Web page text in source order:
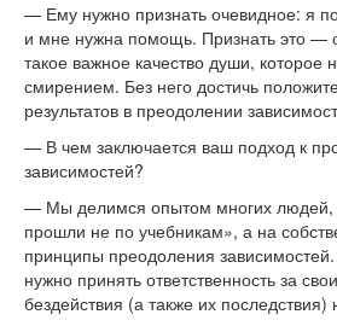
— Ему нужно признать очевидное: я
и мне нужна помощь. Признать это —
такое важное качество души, которое
смирением. Без него достичь
результатов в преодолении
— В чем заключается ваш подход к
зависимостей?
— Мы делимся опытом многих людей,
прошли не по учебникам», а на
принципы преодоления
нужно принять ответственность за
бездействия (а также их последствия)